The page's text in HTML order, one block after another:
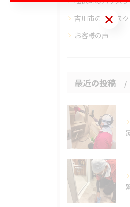
吉川市のハウス
お客様の声
最近の投稿
お問い合わせは